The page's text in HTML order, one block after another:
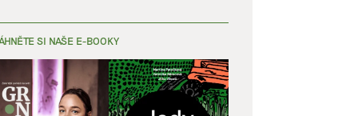
SI NAŠE E-BOOKY